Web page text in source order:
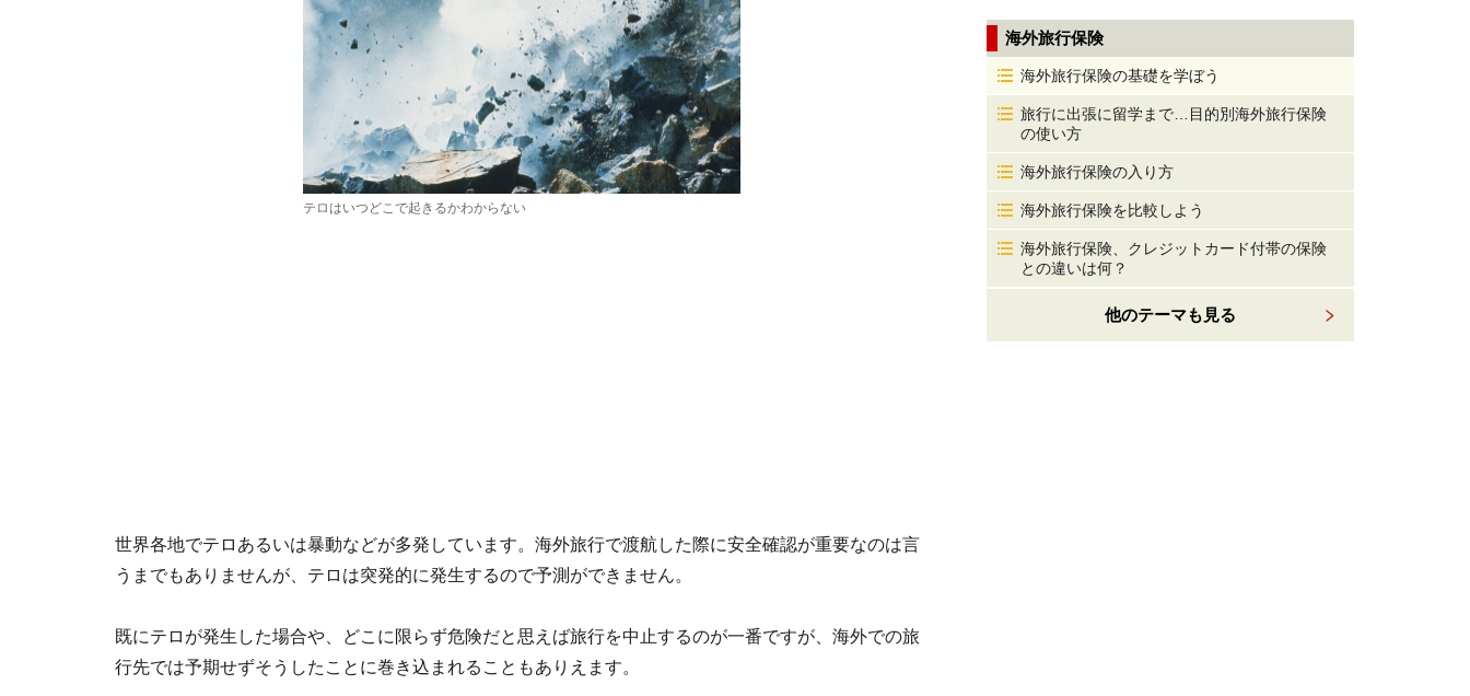
テロはいつどこで起きるかわからない
世界各地でテロあるいは暴動などが多発しています。海外旅行で渡航した際に安全確認が重要なのは言
うまでもありませんが、テロは突発的に発生するので予測ができません。
既にテロが発生した場合や、どこに限らず危険だと思えば旅行を中止するのが一番ですが、海外での旅
行先では予期せずそうしたことに巻き込まれることもありえます。
海外旅行保険
海外旅行保険の基礎を学ぼう
旅行に出張に留学まで…目的別海外旅行保険
の使い方
海外旅行保険の入り方
海外旅行保険を比較しよう
海外旅行保険、クレジットカード付帯の保険
との違いは何？
他のテーマも見る